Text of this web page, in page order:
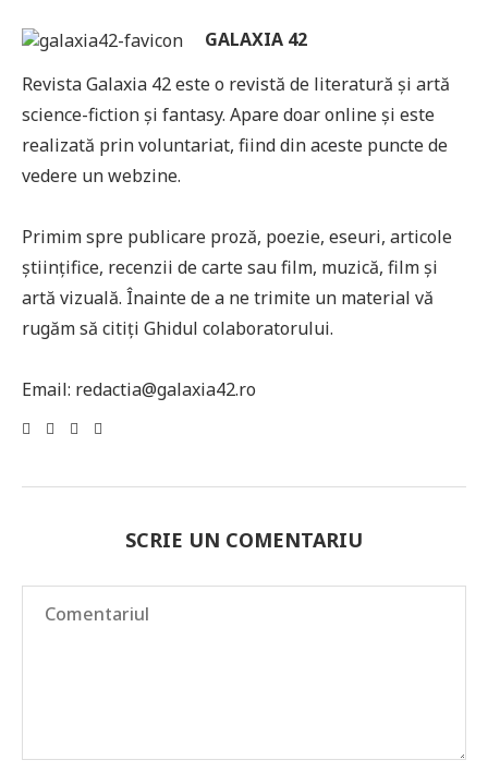
GALAXIA 42
Revista Galaxia 42 este o revistă de literatură și artă
science-fiction și fantasy. Apare doar online și este
realizată prin voluntariat, fiind din aceste puncte de
vedere un webzine.
Primim spre publicare proză, poezie, eseuri, articole
științifice, recenzii de carte sau film, muzică, film și
artă vizuală. Înainte de a ne trimite un material vă
rugăm să citiți Ghidul colaboratorului.
Email: redactia@galaxia42.ro
SCRIE UN COMENTARIU